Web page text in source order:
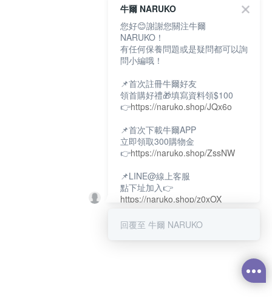
牛爾 NARUKO
您好😊謝謝您關注牛爾
NARUKO！
有任何保養問題或是疑問都可以詢
問小編哦！
📌首次註冊牛爾好友
領首購好禮🎁填寫資料領$100
👉https://naruko.shop/JQx6o
📌首次下載牛爾APP
立即領取300購物金
👉https://naruko.shop/ZssNW
📌LINE@線上客服
點下址加入👉
https://naruko.shop/z0xOX
📌電話客服：02-26581707
回覆至 牛爾 NARUKO